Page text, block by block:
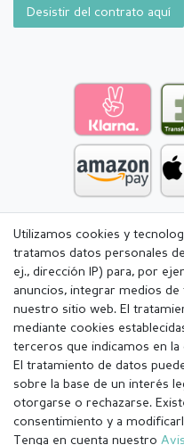
Desistir del contrato aquí
Utilizamos cookies y
tratamos datos personales
ej., dirección IP) para, por
anuncios, integrar medios
nuestro sitio web. El
mediante cookies
terceros que indicamos en la
El tratamiento de datos
sobre la base de un interés
otorgarse o rechazarse.
consentimiento y a
Tenga en cuenta nuestro